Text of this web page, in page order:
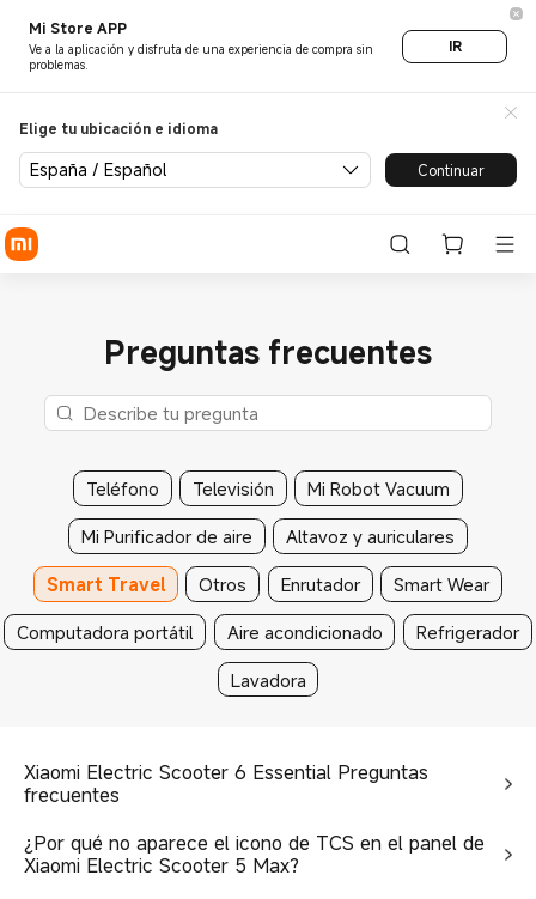
Mi Store APP
Ve a la aplicación y disfruta de una experiencia de compra sin
problemas.
IR
Elige tu ubicación e idioma
España / Español Continuar
Preguntas frecuentes
Teléfono Televisión
Mi Robot Vacuum
Mi Purificador de aire
Altavoz y auriculares
Smart Travel
Otros Enrutador
Smart Wear
Computadora portátil
Aire acondicionado
Refrigerador
Lavadora
Xiaomi Electric Scooter 6 Essential Preguntas
frecuentes
¿Por qué no aparece el icono de TCS en el panel de
Xiaomi Electric Scooter 5 Max?